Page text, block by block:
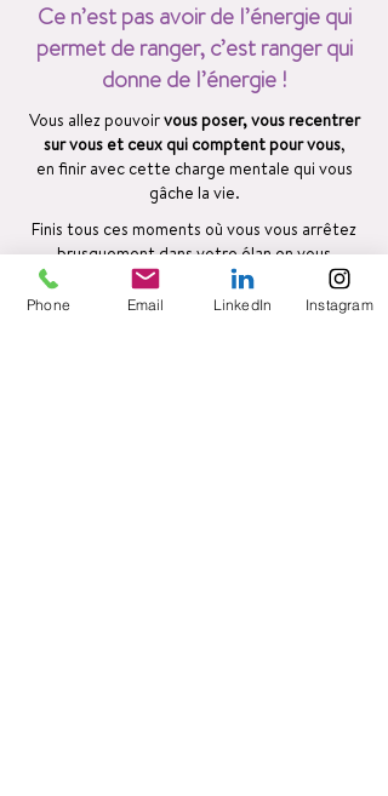
Ce n’est pas avoir de l’énergie qui
permet de ranger, c’est ranger qui
donne de l’énergie !
Vous allez pouvoirvous poser, vous recentrer
sur vous et ceux qui comptent pour vous,
en finir avec cette charge mentale qui vous
gâche la vie.
Finis tous ces moments où vous vous arrêtez
brusquement dans votre élan en vous
demandant:
« Qu’est-ce que j’étais venu·e chercher
Phone Email LinkedIn Instagram